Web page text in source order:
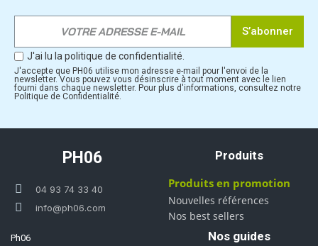
S’abonner
J'ai lu la politique de confidentialité.
J'accepte que PH06 utilise mon adresse e-mail pour l'envoi de la
newsletter. Vous pouvez vous désinscrire à tout moment avec le lien
fourni dans chaque newsletter. Pour plus d'informations, consultez notre
Politique de Confidentialité.
PH06
04 93 74 33 40
info@ph06.com
Ph06
Produits
Produits en promotion
Nouvelles références
Nos best sellers
Nos guides